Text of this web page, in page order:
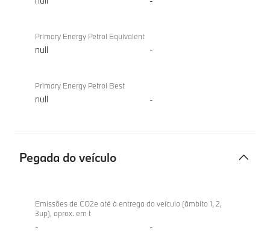
Primary Energy Petrol Equivalent
null -
Primary Energy Petrol Best
null -
Pegada do veículo
veículo
eDrive20
Emissões de CO2e até à entrega do veículo (âmbito 1, 2,
3up), aprox. em t
- -